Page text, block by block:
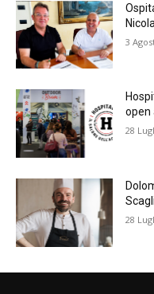
3
open
28
28